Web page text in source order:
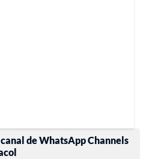
de WhatsApp Channels